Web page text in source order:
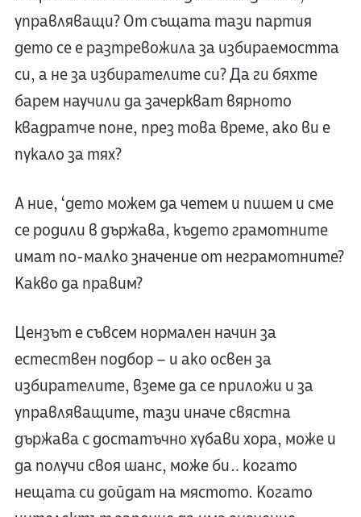
управляващи? От същата тази партия
дето се е разтревожила за избираемостта
си, а не за избирателите си? Да ги бяхте
барем научили да зачеркват вярното
квадратче поне, през това време, ако ви е
пукало за тях?
А ние, ‘дето можем да четем и пишем и сме
се родили в държава, където грамотните
имат по-малко значение от неграмотните?
Какво да правим?
Цензът е съвсем нормален начин за
естествен подбор – и ако освен за
избирателите, вземе да се приложи и за
управляващите, тази иначе свястна
държава с достатъчно хубави хора, може и
да получи своя шанс, може би… когато
нещата си дойдат на мястото. Когато